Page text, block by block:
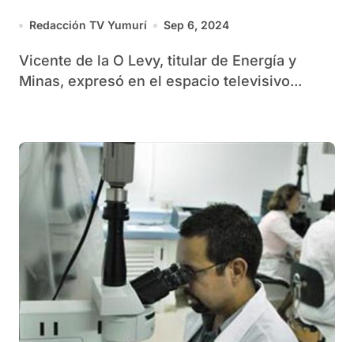
sin combustible importado
Redacción TV Yumurí Sep 6, 2024
Vicente de la O Levy, titular de Energía y
Minas, expresó en el espacio televisivo...